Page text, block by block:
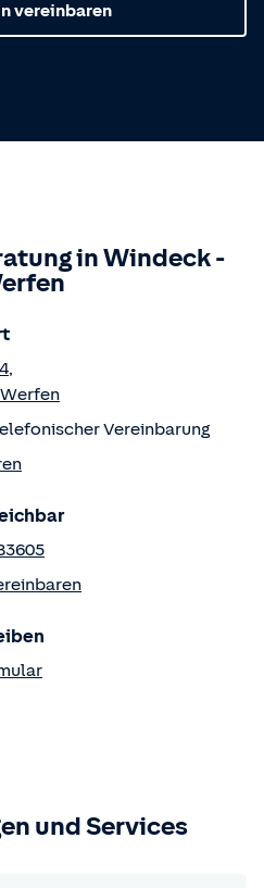
vereinbaren
inWindeck -
,
Werfen
Vereinbarung
und Services